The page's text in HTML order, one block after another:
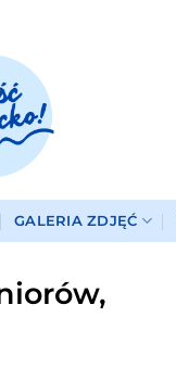
GALERIA ZDJĘĆ